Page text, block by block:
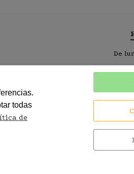
De
Mañana
Tarde
todas
de